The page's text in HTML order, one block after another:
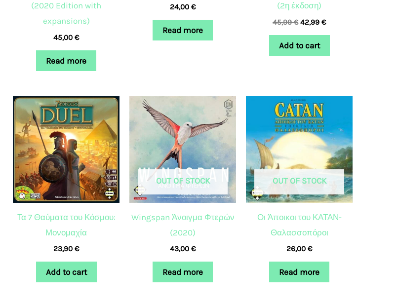
(2020 Edition with
expansions)
45,00 €
Read more
24,00 €
Read more
(2η έκδοση)
45,99€ 42,99 €
Add to cart
Τα 7 Θαύματα του Κόσμου:
Μονομαχία
23,90 €
Add to cart
OUT OF STOCK
Wingspan Άνοιγμα Φτερών
(2020)
43,00 €
Read more
OUT OF STOCK
Οι Άποικοι του ΚΑΤΑΝ-
Θαλασσοπόροι
26,00 €
Read more